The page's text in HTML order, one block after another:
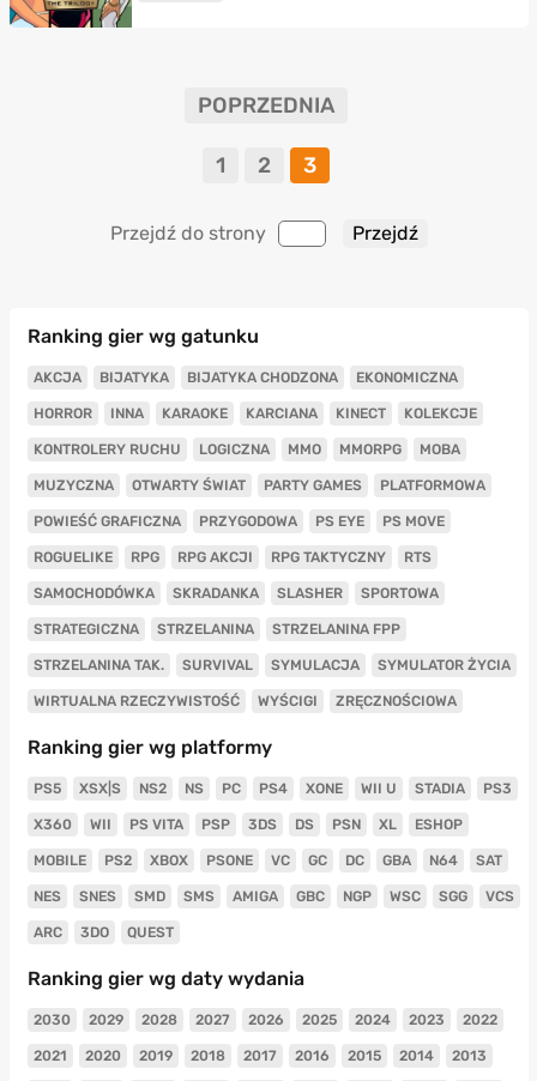
POPRZEDNIA
1 2 3
Przejdź do strony
Ranking gier wg gatunku
AKCJA BIJATYKA BIJATYKA CHODZONA EKONOMICZNA
HORROR INNA KARAOKE KARCIANA KINECT KOLEKCJE
KONTROLERY RUCHU LOGICZNA MMO MMORPG MOBA
MUZYCZNA OTWARTY ŚWIAT PARTY GAMES PLATFORMOWA
POWIEŚĆ GRAFICZNA PRZYGODOWA PS EYE PS MOVE
ROGUELIKE RPG RPG AKCJI RPG TAKTYCZNY RTS
SAMOCHODÓWKA SKRADANKA SLASHER SPORTOWA
STRATEGICZNA STRZELANINA STRZELANINA FPP
STRZELANINA TAK. SURVIVAL SYMULACJA SYMULATOR ŻYCIA
WIRTUALNA RZECZYWISTOŚĆ WYŚCIGI ZRĘCZNOŚCIOWA
Ranking gier wg platformy
PS5 XSX|S NS2 NS PC PS4 XONE WII U STADIA PS3
X360 WII PS VITA PSP 3DS DS PSN XL ESHOP
MOBILE PS2 XBOX PSONE VC GC DC GBA N64 SAT
NES SNES SMD SMS AMIGA GBC NGP WSC SGG VCS
ARC 3DO QUEST
Ranking gier wg daty wydania
2030 2029 2028 2027 2026 2025 2024 2023 2022
2021 2020 2019 2018 2017 2016 2015 2014 2013